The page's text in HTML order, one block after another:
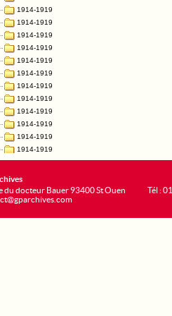
du docteur Bauer 93400 St Ouen
Tél :